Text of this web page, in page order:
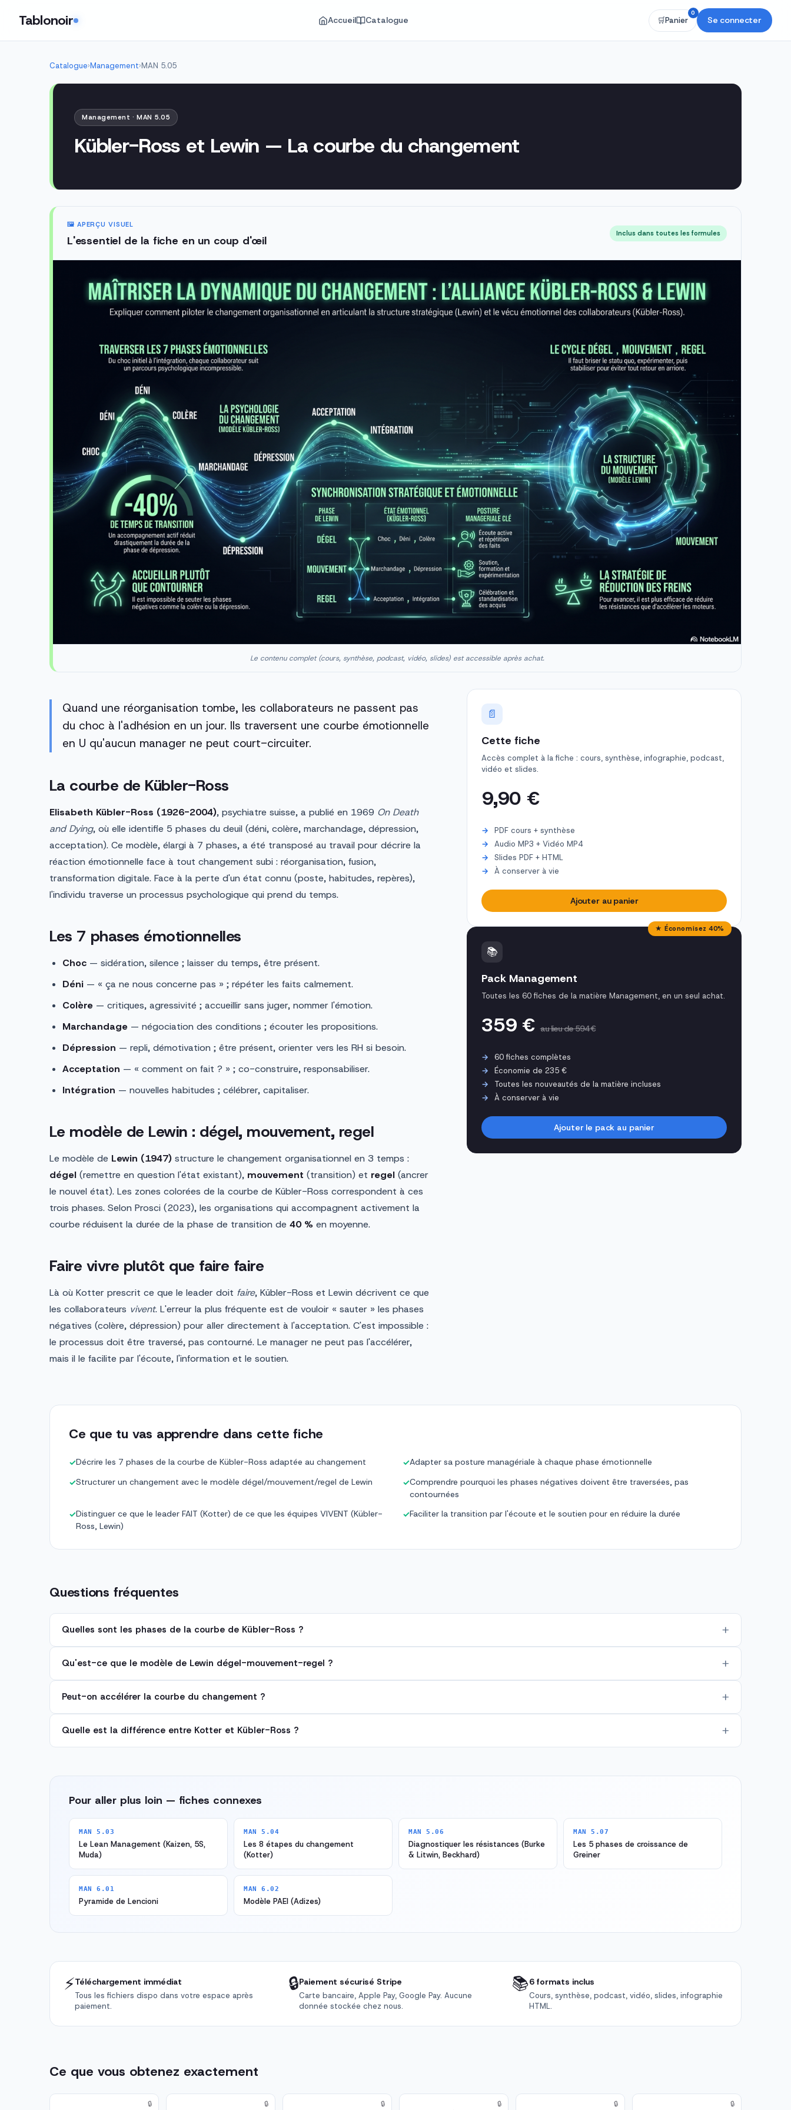
Tablonoir Accueil Catalogue 🛒Panier
0
Se connecter
Catalogue›Management›MAN 5.05
Management · MAN 5.05
Kübler-Ross et Lewin — La courbe du changement
🖼️ APERÇU VISUEL
L'essentiel de la fiche en un coup d'œil
Inclus dans toutes les formules
Le contenu complet (cours, synthèse, podcast, vidéo, slides) est accessible après achat.
Quand une réorganisation tombe, les collaborateurs ne passent pas
du choc à l'adhésion en un jour. Ils traversent une courbe émotionnelle
en U qu'aucun manager ne peut court-circuiter.
La courbe de Kübler-Ross
Elisabeth Kübler-Ross (1926-2004), psychiatre suisse, a publié en 1969 On Death
and Dying, où elle identifie 5 phases du deuil (déni, colère, marchandage, dépression,
acceptation). Ce modèle, élargi à 7 phases, a été transposé au travail pour décrire la
réaction émotionnelle face à tout changement subi : réorganisation, fusion,
transformation digitale. Face à la perte d'un état connu (poste, habitudes, repères),
l'individu traverse un processus psychologique qui prend du temps.
Les 7 phases émotionnelles
Choc — sidération, silence ; laisser du temps, être présent.
Déni — « ça ne nous concerne pas » ; répéter les faits calmement.
Colère — critiques, agressivité ; accueillir sans juger, nommer l'émotion.
Marchandage — négociation des conditions ; écouter les propositions.
Dépression — repli, démotivation ; être présent, orienter vers les RH si besoin.
Acceptation — « comment on fait ? » ; co-construire, responsabiliser.
Intégration — nouvelles habitudes ; célébrer, capitaliser.
Le modèle de Lewin : dégel, mouvement, regel
Le modèle de Lewin (1947) structure le changement organisationnel en 3 temps :
dégel (remettre en question l'état existant), mouvement (transition) et regel (ancrer
le nouvel état). Les zones colorées de la courbe de Kübler-Ross correspondent à ces
trois phases. Selon Prosci (2023), les organisations qui accompagnent activement la
courbe réduisent la durée de la phase de transition de 40 % en moyenne.
Faire vivre plutôt que faire faire
Là où Kotter prescrit ce que le leader doit faire, Kübler-Ross et Lewin décrivent ce que
les collaborateurs vivent. L'erreur la plus fréquente est de vouloir « sauter » les phases
négatives (colère, dépression) pour aller directement à l'acceptation. C'est impossible :
le processus doit être traversé, pas contourné. Le manager ne peut pas l'accélérer,
mais il le facilite par l'écoute, l'information et le soutien.
📄
Cette fiche
Accès complet à la fiche : cours, synthèse, infographie, podcast,
vidéo et slides.
9,90 €
PDF cours + synthèse
Audio MP3 + Vidéo MP4
Slides PDF + HTML
À conserver à vie
Ajouter au panier
★ Économisez 40%
📚
Pack Management
Toutes les 60 fiches de la matière Management, en un seul achat.
359 €au lieu de 594 €
60 fiches complètes
Économie de 235 €
Toutes les nouveautés de la matière incluses
À conserver à vie
Ajouter le pack au panier
Ce que tu vas apprendre dans cette fiche
✓Décrire les 7 phases de la courbe de Kübler-Ross adaptée au changement ✓Adapter sa posture managériale à chaque phase émotionnelle
✓Structurer un changement avec le modèle dégel/mouvement/regel de Lewin ✓Comprendre pourquoi les phases négatives doivent être traversées, pas
contournées
✓Distinguer ce que le leader FAIT (Kotter) de ce que les équipes VIVENT (Kübler-
Ross, Lewin)
✓Faciliter la transition par l'écoute et le soutien pour en réduire la durée
Questions fréquentes
Quelles sont les phases de la courbe de Kübler-Ross ?
Qu'est-ce que le modèle de Lewin dégel-mouvement-regel ?
Peut-on accélérer la courbe du changement ?
Quelle est la différence entre Kotter et Kübler-Ross ?
Pour aller plus loin — fiches connexes
MAN 5.03
Le Lean Management (Kaizen, 5S,
Muda)
MAN 5.04
Les 8 étapes du changement
(Kotter)
MAN 5.06
Diagnostiquer les résistances (Burke
& Litwin, Beckhard)
MAN 5.07
Les 5 phases de croissance de
Greiner
MAN 6.01
Pyramide de Lencioni
MAN 6.02
Modèle PAEI (Adizes)
⚡Téléchargement immédiat
Tous les fichiers dispo dans votre espace après
paiement.
🔒Paiement sécurisé Stripe
Carte bancaire, Apple Pay, Google Pay. Aucune
donnée stockée chez nous.
📚6 formats inclus
Cours, synthèse, podcast, vidéo, slides, infographie
HTML.
Ce que vous obtenez exactement
🔒 🔒 🔒 🔒 🔒 🔒